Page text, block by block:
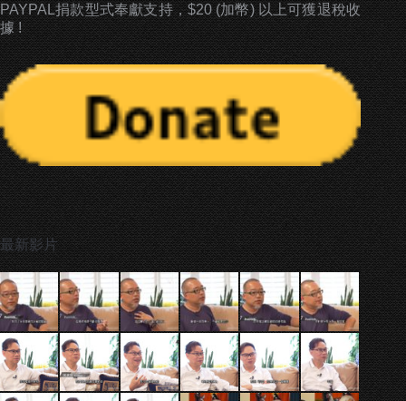
PAYPAL捐款型式奉獻支持，$20 (加幣) 以上可獲退稅收
據 !
最新影片